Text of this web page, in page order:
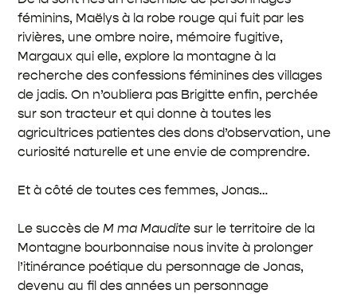
féminins, Maëlys à la robe rouge qui fuit par les
rivières, une ombre noire, mémoire fugitive,
Margaux qui elle, explore la montagne à la
recherche des confessions féminines des villages
de jadis. On n’oubliera pas Brigitte enfin, perchée
sur son tracteur et qui donne à toutes les
agricultrices patientes des dons d’observation, une
curiosité naturelle et une envie de comprendre.
Et à côté de toutes ces femmes, Jonas…
Le succès de M ma Maudite sur le territoire de la
Montagne bourbonnaise nous invite à prolonger
l’itinérance poétique du personnage de Jonas,
devenu au fil des années un personnage